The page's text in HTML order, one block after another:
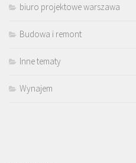
biuro projektowe warszawa
Budowa i remont
Inne tematy
Wynajem